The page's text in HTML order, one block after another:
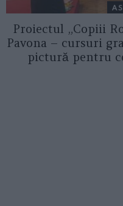
Proiectul „Copiii
Pavona – cursuri
pictură pentru